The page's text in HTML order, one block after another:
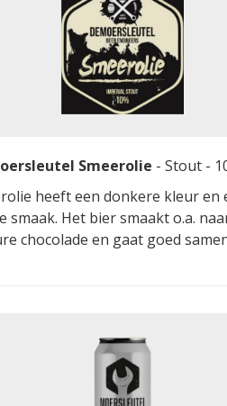
Smeerolie -Stout -
heeft een donkere kleur en
smaak. Het bier smaakt o.a.
chocolade en gaat goed